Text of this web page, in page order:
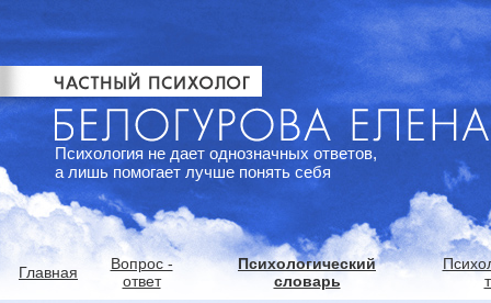
Психология не дает однозначных ответов,
а лишь помогает лучше понять себя
Главная
Вопрос -
ответ
Психологический
словарь